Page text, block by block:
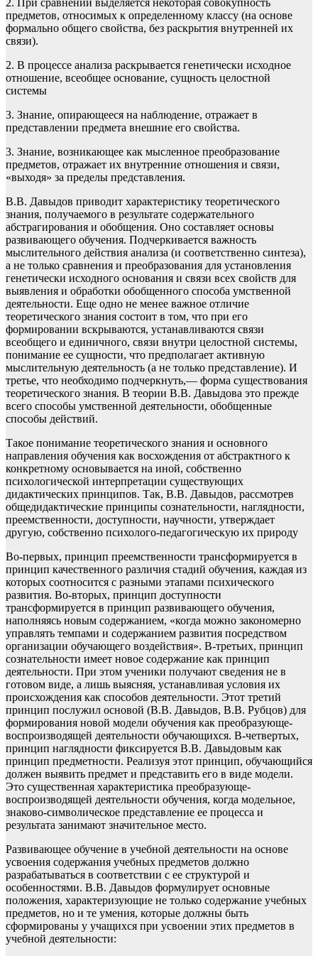
2. При сравнении выделяется некоторая совокупность
предметов, относимых к определенному классу (на основе
формально общего свойства, без раскрытия внутренней их
связи).
2. В процессе анализа раскрывается генетически исходное
отношение, всеобщее основание, сущность целостной
системы
3. Знание, опирающееся на наблюдение, отражает в
представлении предмета внешние его свойства.
3. Знание, возникающее как мысленное преобразование
предметов, отражает их внутренние отношения и связи,
«выходя» за пределы представления.
В.В. Давыдов приводит характеристику теоретического
знания, получаемого в результате содержательного
абстрагирования и обобщения. Оно составляет основы
развивающего обучения. Подчеркивается важность
мыслительного действия анализа (и соответственно синтеза),
а не только сравнения и преобразования для установления
генетически исходного основания и связи всех свойств для
выявления и обработки обобщенного способа умственной
деятельности. Еще одно не менее важное отличие
теоретического знания состоит в том, что при его
формировании вскрываются, устанавливаются связи
всеобщего и единичного, связи внутри целостной системы,
понимание ее сущности, что предполагает активную
мыслительную деятельность (а не только представление). И
третье, что необходимо подчеркнуть,— форма существования
теоретического знания. В теории В.В. Давыдова это прежде
всего способы умственной деятельности, обобщенные
способы действий.
Такое понимание теоретического знания и основного
направления обучения как восхождения от абстрактного к
конкретному основывается на иной, собственно
психологической интерпретации существующих
дидактических принципов. Так, В.В. Давыдов, рассмотрев
общедидактические принципы сознательности, наглядности,
преемственности, доступности, научности, утверждает
другую, собственно психолого-педагогическую их природу
Во-первых, принцип преемственности трансформируется в
принцип качественного различия стадий обучения, каждая из
которых соотносится с разными этапами психического
развития. Во-вторых, принцип доступности
трансформируется в принцип развивающего обучения,
наполняясь новым содержанием, «когда можно закономерно
управлять темпами и содержанием развития посредством
организации обучающего воздействия». В-третьих, принцип
сознательности имеет новое содержание как принцип
деятельности. При этом ученики получают сведения не в
готовом виде, а лишь выясняя, устанавливая условия их
происхождения как способов деятельности. Этот третий
принцип послужил основой (В.В. Давыдов, В.В. Рубцов) для
формирования новой модели обучения как преобразующе-
воспроизводящей деятельности обучающихся. В-четвертых,
принцип наглядности фиксируется В.В. Давыдовым как
принцип предметности. Реализуя этот принцип, обучающийся
должен выявить предмет и представить его в виде модели.
Это существенная характеристика преобразующе-
воспроизводящей деятельности обучения, когда модельное,
знаково-символическое представление ее процесса и
результата занимают значительное место.
Развивающее обучение в учебной деятельности на основе
усвоения содержания учебных предметов должно
разрабатываться в соответствии с ее структурой и
особенностями. В.В. Давыдов формулирует основные
положения, характеризующие не только содержание учебных
предметов, но и те умения, которые должны быть
сформированы у учащихся при усвоении этих предметов в
учебной деятельности: